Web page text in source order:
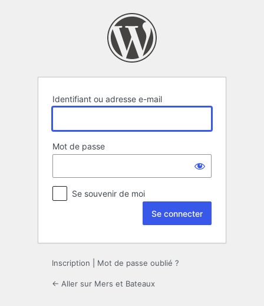
Identifiant ou adresse e-mail
Mot de passe
Se souvenir de moi
Inscription Mot de passe oublié ?
← Aller sur Mers et Bateaux